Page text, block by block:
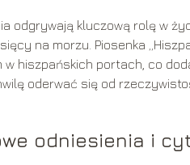
odgrywają kluczową rolę w
na morzu. Piosenka
w hiszpańskich portach, co
oderwać się od
odniesienia i